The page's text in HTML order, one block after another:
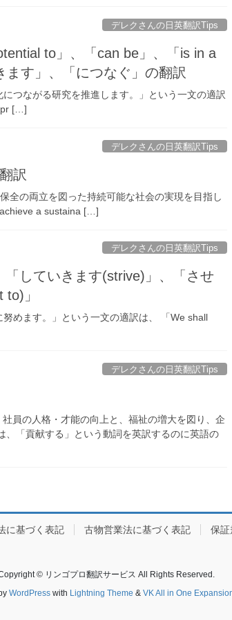
デレクさんの日英翻訳Tips
to」、「can be」、「is in a
す」、「につなぐ」の翻訳
つながる研究を推進します。」という一文の適訳
[…]
デレクさんの日英翻訳Tips
訳
全の両立を図った持続可能な社会の実現を目指し
a sustaina […]
デレクさんの日英翻訳Tips
していきます(strive)」、「させ
」
めます。」という一文の適訳は、 「We shall
デレクさんの日英翻訳Tips
員の人格・才能の向上と、福祉の増大を図り、企
「貢献する」という動詞を英訳するのに英語の
に基づく表記 古物営業法に基づく表記 保証
© リンゴプロ翻訳サービス All Rights Reserved.
WordPresswith Lightning Theme & VK All in One